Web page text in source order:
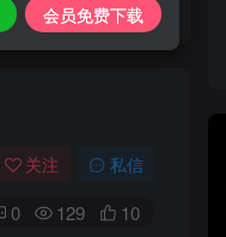
关注 私信
0 129 10
会员免费下载